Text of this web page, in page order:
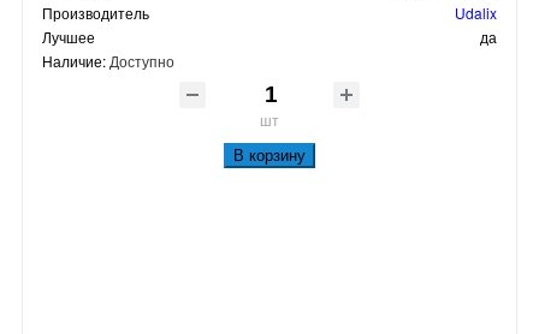
Производитель
Udalix
Лучшее
да
Наличие: Доступно
шт
В корзину